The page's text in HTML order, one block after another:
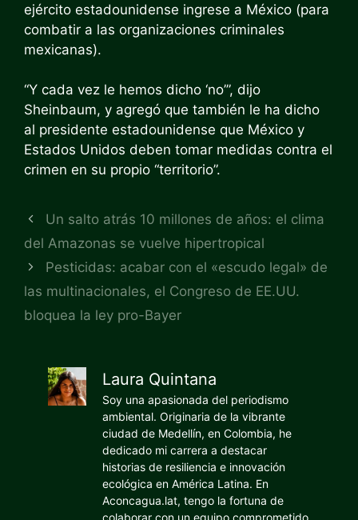
ejército estadounidense ingrese a México (para
combatir a las organizaciones criminales
mexicanas).
“Y cada vez le hemos dicho ‘no’”, dijo
Sheinbaum, y agregó que también le ha dicho
al presidente estadounidense que México y
Estados Unidos deben tomar medidas contra el
crimen en su propio “territorio”.
Un salto atrás 10 millones de años: el clima
del Amazonas se vuelve hipertropical
Pesticidas: acabar con el «escudo legal» de
las multinacionales, el Congreso de EE.UU.
bloquea la ley pro-Bayer
Laura Quintana
Soy una apasionada del periodismo
ambiental. Originaria de la vibrante
ciudad de Medellín, en Colombia, he
dedicado mi carrera a destacar
historias de resiliencia e innovación
ecológica en América Latina. En
Aconcagua.lat, tengo la fortuna de